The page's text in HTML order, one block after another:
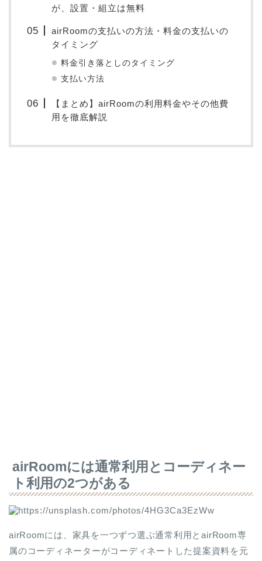
が、設置・組立は無料
airRoomの支払いの方法・料金の支払いの
タイミング
料金引き落としのタイミング
支払い方法
【まとめ】airRoomの利用料金やその他費
用を徹底解説
airRoomには通常利用とコーディネー
ト利用の2つがある
airRoomには、家具を一つずつ選ぶ通常利用とairRoom専
属のコーディネーターがコーディネートした提案資料を元